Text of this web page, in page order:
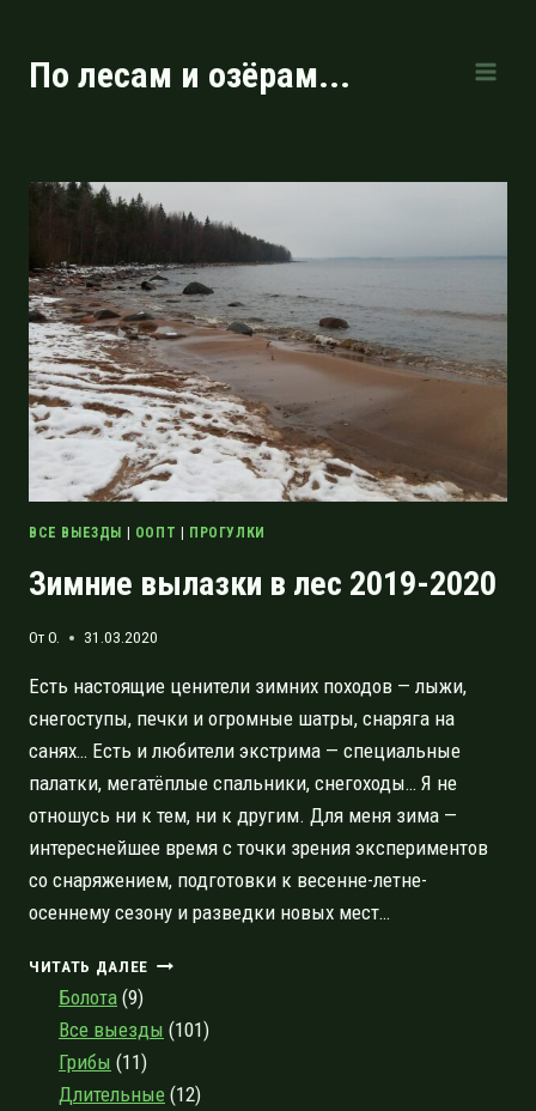
содержимому
По лесам и озёрам...
ВСЕ ВЫЕЗДЫ | ООПТ | ПРОГУЛКИ
Зимние вылазки в лес 2019-2020
ОтO. 31.03.2020
Есть настоящие ценители зимних походов — лыжи,
снегоступы, печки и огромные шатры, снаряга на
санях… Есть и любители экстрима — специальные
палатки, мегатёплые спальники, снегоходы… Я не
отношусь ни к тем, ни к другим. Для меня зима —
интереснейшее время с точки зрения экспериментов
со снаряжением, подготовки к весенне-летне-
осеннему сезону и разведки новых мест…
ЧИТАТЬ ДАЛЕЕ ЗИМНИЕ
ЛЕС
2020
Болота (9)
Все выезды (101)
Грибы (11)
Длительные (12)